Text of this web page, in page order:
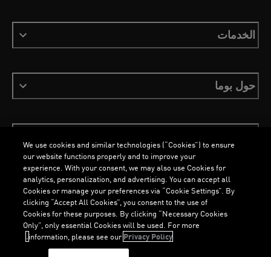
الخدمات
حول بوما
ملفات تعريف الارتباطسياسة الخصوصيةImprint
العربية
We use cookies and similar technologies (“Cookies”) to ensure
our website functions properly and to improve your
experience. With your consent, we may also use Cookies for
analytics, personalization, and advertising. You can accept all
Cookies or manage your preferences via “Cookie Settings”. By
clicking “Accept All Cookies”, you consent to the use of
Cookies for these purposes. By clicking “Necessary Cookies
Only”, only essential Cookies will be used. For more
information, please see ourPrivacy Policy.